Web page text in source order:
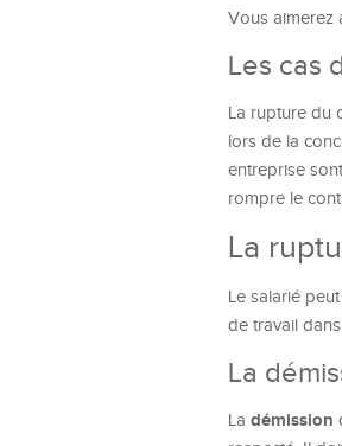
Vous aimerez
Les cas
La rupture du
lors de la
entreprise
rompre le
La
Le salarié
de travail
La
La démission